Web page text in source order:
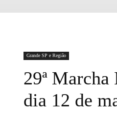
Grande SP e Região
29ª
dia 12 de